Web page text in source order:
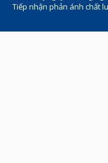
Tiếp nhận phản ánh chất